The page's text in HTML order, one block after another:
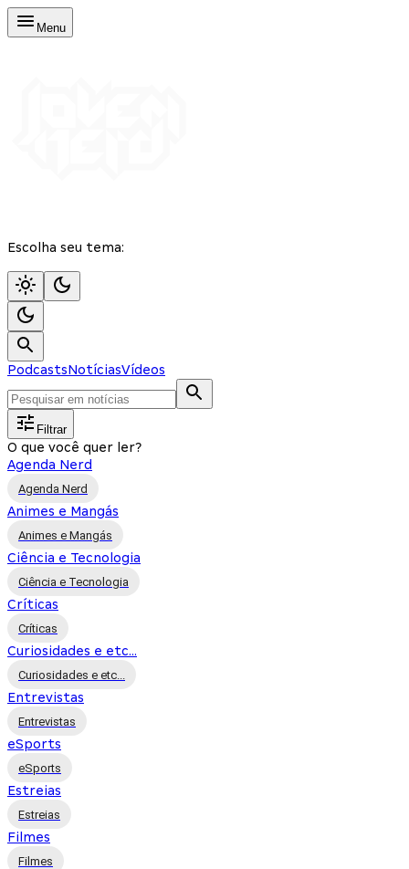
Menu
Escolha seu tema:
PodcastsNotíciasVídeos
Filtrar
O que você quer ler?
Agenda Nerd
Agenda Nerd
Animes e Mangás
Animes e Mangás
Ciência e Tecnologia
Ciência e Tecnologia
Críticas
Críticas
Curiosidades e etc...
Curiosidades e etc...
Entrevistas
Entrevistas
eSports
eSports
Estreias
Estreias
Filmes
Filmes